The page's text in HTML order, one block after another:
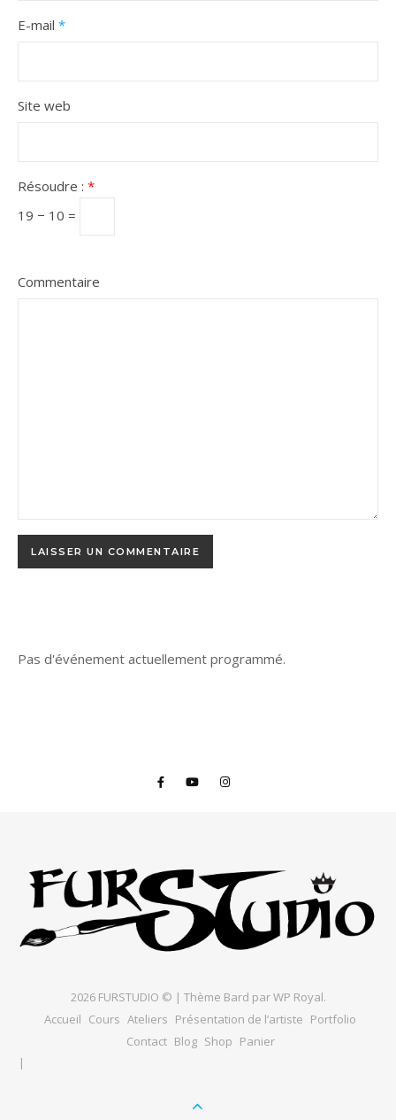
E-mail *
Site web
Résoudre : *
19 − 10 =
Commentaire
Pas d'événement actuellement programmé.
2026 FURSTUDIO © | Thème Bard parWP Royal.
Accueil Cours Ateliers Présentation de l’artiste Portfolio
Contact Blog Shop Panier